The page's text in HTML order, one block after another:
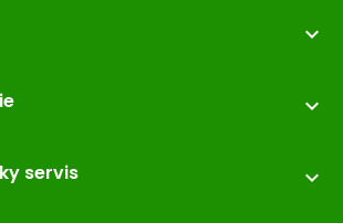
expand_more
2 040 12 Košice - Nad jazerom
zoo.sk
expand_more
servis expand_more